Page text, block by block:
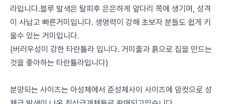
라입니다.블루 발색은 탈피후 은은하게 앞다리 쪽에 생기며, 성격
이 사납고 빠른거미입니다. 생명력이 강해 초보자 분들도 쉽게 키
울수 있는 거미입니다.
(버러우성이 강한 타란튤라 입니다. 거미줄과 흙으로 집을 만드는
것을 좋아하는 타란튤라입니다)
분양되는 사이즈는 아성체에서 준성체사이 사이즈에 암컷으로 성